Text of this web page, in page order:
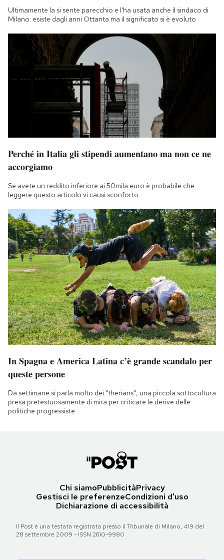
Ultimamente la si sente parecchio e l'ha usata anche il sindaco di
Milano: esiste dagli anni Ottanta ma il significato si è evoluto
Perché in Italia gli stipendi aumentano ma non ce ne
accorgiamo
Se avete un reddito inferiore ai 50mila euro è probabile che
leggere questo articolo vi causi sconforto
In Spagna e America Latina c’è grande scandalo per
queste persone
Da settimane si parla molto dei "therians", una piccola sottocultura
presa pretestuosamente di mira per criticare le derive delle
politiche progressiste
Chi siamoPubblicitàPrivacy
Gestisci le preferenzeCondizioni d'uso
Dichiarazione di accessibilità
Il Post è una testata registrata presso il Tribunale di Milano, 419 del
28 settembre 2009 - ISSN 2610-9980